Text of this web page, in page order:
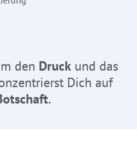
den Druckund das
Dich auf
.